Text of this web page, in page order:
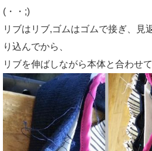
(・・;)
リブはリブ,ゴムはゴムで接ぎ、見
り込んでから、
リブを伸ばしながら本体と合わせ